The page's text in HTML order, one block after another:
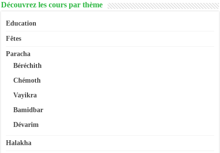
Découvrez les cours par thème
Education
Fêtes
Paracha
Béréchith
Chémoth
Vayikra
Bamidbar
Dévarim
Halakha